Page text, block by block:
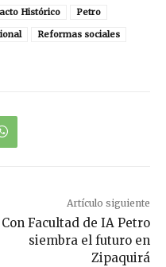
Histórico
Petro
Reformas sociales
Artículo siguiente
Con Facultad de IA Petro
siembra el futuro en
Zipaquirá